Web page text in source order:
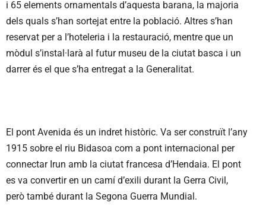
i 65 elements ornamentals d’aquesta barana, la majoria
dels quals s’han sortejat entre la població. Altres s’han
reservat per a l’hoteleria i la restauració, mentre que un
mòdul s’instal·larà al futur museu de la ciutat basca i un
darrer és el que s’ha entregat a la Generalitat.
El pont Avenida és un indret històric. Va ser construït l’any
1915 sobre el riu Bidasoa com a pont internacional per
connectar Irun amb la ciutat francesa d’Hendaia. El pont
es va convertir en un camí d’exili durant la Gerra Civil,
però també durant la Segona Guerra Mundial.